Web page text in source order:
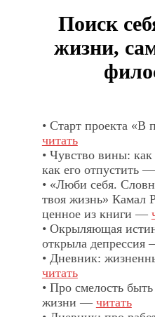
Поиск
жизни,
• Старт проекта
читать
• Чувство вины:
как его отпустить —
• «Люби себя.
твоя жизнь» Камал
ценное из книги —
• Окрыляющая
открыла депрессия
• Дневник:
читать
• Про смелость
жизни — читать